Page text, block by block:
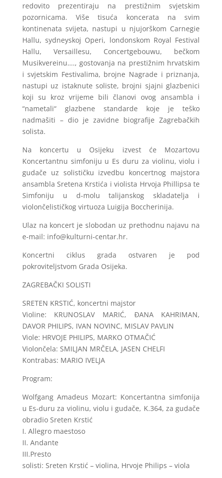
redovito prezentiraju na prestižnim svjetskim
pozornicama. Više tisuća koncerata na svim
kontinenata svijeta, nastupi u njujorškom Carnegie
Hallu, sydneyskoj Operi, londonskom Royal Festival
Hallu, Versaillesu, Concertgebouwu, bečkom
Musikvereinu…., gostovanja na prestižnim hrvatskim
i svjetskim Festivalima, brojne Nagrade i priznanja,
nastupi uz istaknute soliste, brojni sjajni glazbenici
koji su kroz vrijeme bili članovi ovog ansambla i
“nametali“ glazbene standarde koje je teško
nadmašiti – dio je zavidne biografije Zagrebačkih
solista.
Na koncertu u Osijeku izvest će Mozartovu
Koncertantnu simfoniju u Es duru za violinu, violu i
gudače uz solističku izvedbu koncertnog majstora
ansambla Sretena Krstića i violista Hrvoja Phillipsa te
Simfoniju u d-molu talijanskog skladatelja i
violončelističkog virtuoza Luigija Boccherinija.
Ulaz na koncert je slobodan uz prethodnu najavu na
e-mail: info@kulturni-centar.hr.
Koncertni ciklus grada ostvaren je pod
pokroviteljstvom Grada Osijeka.
ZAGREBAČKI SOLISTI
SRETEN KRSTIĆ, koncertni majstor
Violine: KRUNOSLAV MARIĆ, ĐANA KAHRIMAN,
DAVOR PHILIPS, IVAN NOVINC, MISLAV PAVLIN
Viole: HRVOJE PHILIPS, MARKO OTMAČIĆ
Violončela: SMILJAN MRČELA, JASEN CHELFI
Kontrabas: MARIO IVELJA
Program:
Wolfgang Amadeus Mozart: Koncertantna simfonija
u Es-duru za violinu, violu i gudače, K.364, za gudače
obradio Sreten Krstić
I. Allegro maestoso
II. Andante
III.Presto
solisti: Sreten Krstić – violina, Hrvoje Philips – viola